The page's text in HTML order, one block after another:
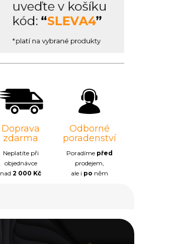
Doprava
zdarma
Neplatíte při
objednávce
nad2 000 Kč
Odborné
poradenství
Poradíme před
prodejem,
ale i po něm